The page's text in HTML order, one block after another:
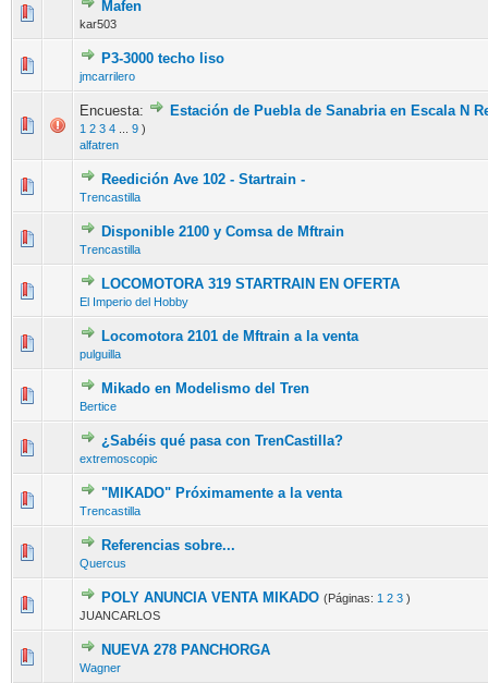
Mafen
kar503
P3-3000 techo liso
jmcarrilero
Encuesta: Estación de Puebla de Sanabria en Escala N
1 2 3 4 9 )
alfatren
Reedición Ave 102 - Startrain -
Trencastilla
Disponible 2100 y Comsa de Mftrain
Trencastilla
LOCOMOTORA 319 STARTRAIN EN OFERTA
El Imperio del Hobby
Locomotora 2101 de Mftrain a la venta
pulguilla
Mikado en Modelismo del Tren
Bertice
¿Sabéis qué pasa con TrenCastilla?
extremoscopic
"MIKADO" Próximamente a la venta
Trencastilla
Referencias sobre...
Quercus
POLY ANUNCIA VENTA MIKADO (Páginas: 1 2 3 )
JUANCARLOS
NUEVA 278 PANCHORGA
Wagner